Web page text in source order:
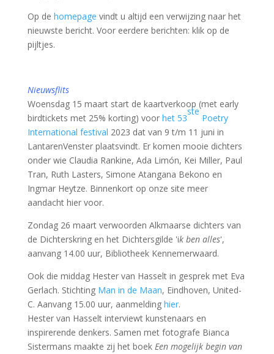
Op de homepage vindt u altijd een verwijzing naar het
nieuwste bericht. Voor eerdere berichten: klik op de
pijltjes.
Nieuwsflits
Woensdag 15 maart start de kaartverkoop (met early
birdtickets met 25% korting) voor het 53
ste
Poetry
International festival 2023 dat van 9 t/m 11 juni in
LantarenVenster plaatsvindt. Er komen mooie dichters
onder wie Claudia Rankine, Ada Limón, Kei Miller, Paul
Tran, Ruth Lasters, Simone Atangana Bekono en
Ingmar Heytze. Binnenkort op onze site meer
aandacht hier voor.
Zondag 26 maart verwoorden Alkmaarse dichters van
de Dichterskring en het Dichtersgilde 'ik ben alles',
aanvang 14.00 uur, Bibliotheek Kennemerwaard.
Ook die middag Hester van Hasselt in gesprek met Eva
Gerlach. Stichting Man in de Maan, Eindhoven, United-
C. Aanvang 15.00 uur, aanmelding hier.
Hester van Hasselt interviewt kunstenaars en
inspirerende denkers. Samen met fotografe Bianca
Sistermans maakte zij het boek Een mogelijk begin van